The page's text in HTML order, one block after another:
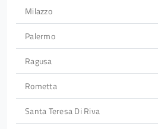
Milazzo
Palermo
Ragusa
Rometta
Santa Teresa Di Riva